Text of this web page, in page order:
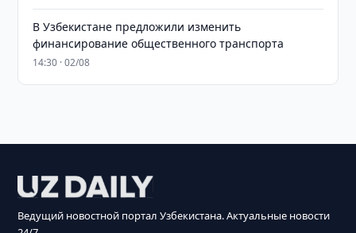
В Узбекистане предложили изменить
финансирование общественного транспорта
14:30 · 02/08
Ведущий новостной портал Узбекистана. Актуальные новости